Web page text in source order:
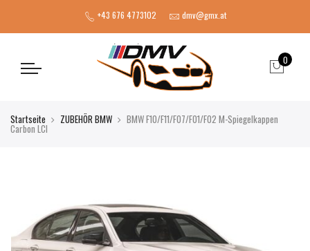
+43 676 4773102 dmv@gmx.at
0
Startseite ZUBEHÖR BMW BMW F10/F11/F07/F01/F02 M-Spiegelkappen
Carbon LCI